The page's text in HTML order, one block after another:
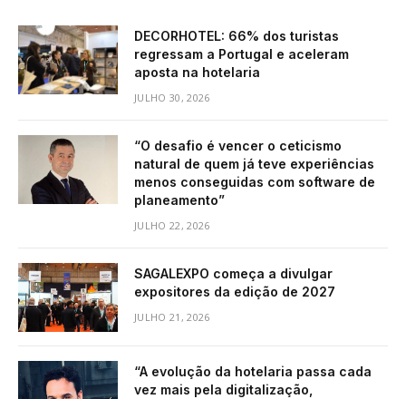
DECORHOTEL: 66% dos turistas
regressam a Portugal e aceleram
aposta na hotelaria
JULHO 30, 2026
“O desafio é vencer o ceticismo
natural de quem já teve experiências
menos conseguidas com software de
planeamento”
JULHO 22, 2026
SAGALEXPO começa a divulgar
expositores da edição de 2027
JULHO 21, 2026
“A evolução da hotelaria passa cada
vez mais pela digitalização,